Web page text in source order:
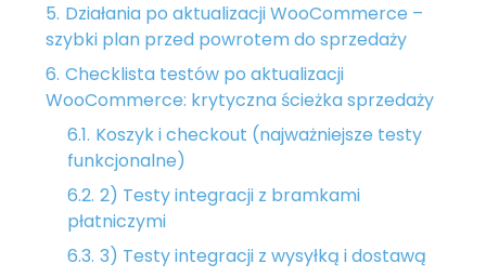
Działania po aktualizacji WooCommerce –
szybki plan przed powrotem do sprzedaży
Checklista testów po aktualizacji
WooCommerce: krytyczna ścieżka sprzedaży
Koszyk i checkout (najważniejsze testy
funkcjonalne)
2) Testy integracji z bramkami
płatniczymi
3) Testy integracji z wysyłką i dostawą